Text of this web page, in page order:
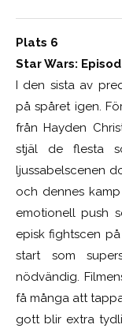
Plats 6
Star Wars:
I den sista av
på spåret igen.
från Hayden
stjäl de flesta
ljussabelscenen
och dennes
emotionell push
episk fightscen
start som
nödvändig.
få många att
gott blir extra